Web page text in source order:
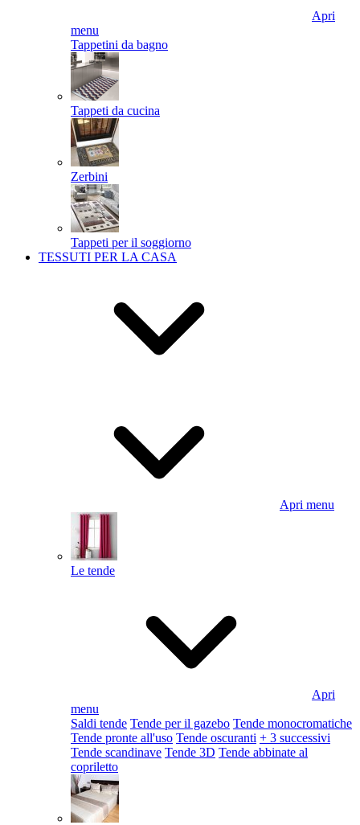
Apri
menu
Tappetini da bagno
Tappeti da cucina
Zerbini
Tappeti per il soggiorno
TESSUTI PER LA CASA
Apri menu
Le tende
Apri
menu
Saldi tende Tende per il gazebo Tende monocromatiche
Tende pronte all'uso Tende oscuranti + 3 successivi
Tende scandinave Tende 3D Tende abbinate al
copriletto